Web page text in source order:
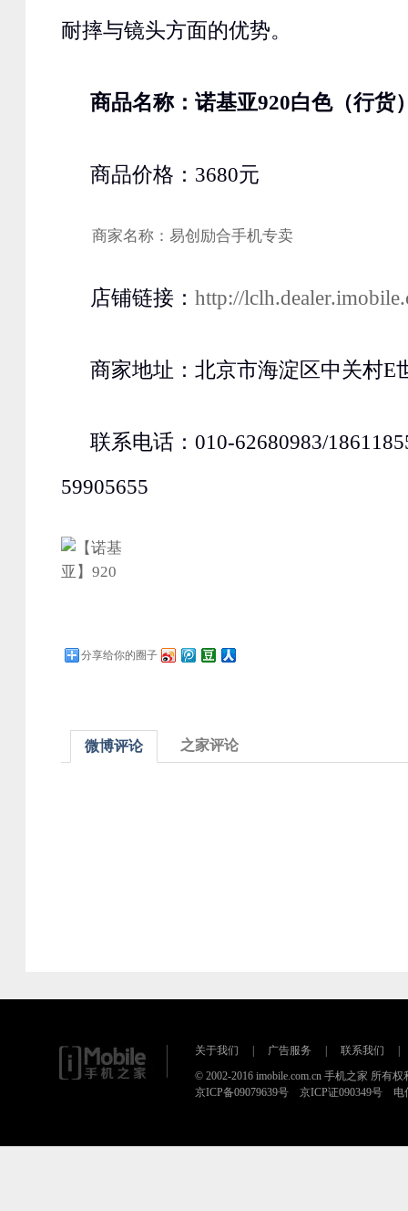
耐摔与镜头方面的优势。
商品名称：诺基亚920白色（行货
商品价格：3680元
商家名称：易创励合手机专卖
店铺链接： http://
商家地址：北京市海淀区中关村E
联系电话：010-62680983/
59905655
分享给你的圈子
微博评论 之家评论
关于我们 广告服务 联系我们
© 2002-2016 imobile.com.cn 手机之家 所有权
京ICP备09079639号 京ICP证090349号 电